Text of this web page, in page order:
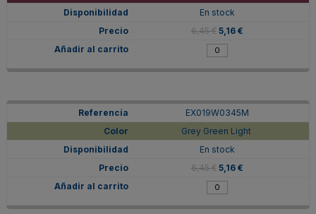
En stock
6,45 € 5,16 €
EX019W0345M
Grey Green Light
En stock
6,45 € 5,16 €